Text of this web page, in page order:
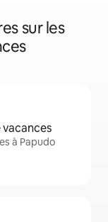
sur les
à Papudo